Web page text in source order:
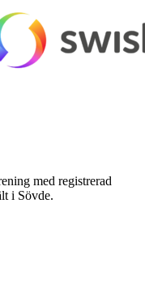
med registrerad
i Sövde.